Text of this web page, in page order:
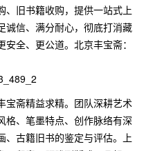
、旧书籍收购，提供一站式上
诚信、满分耐心，彻底打消藏
全、更公道。北京丰宝斋：
宝斋精益求精。团队深耕艺术
格、笔墨特点、创作脉络有深
、古籍旧书的鉴定与评估。上